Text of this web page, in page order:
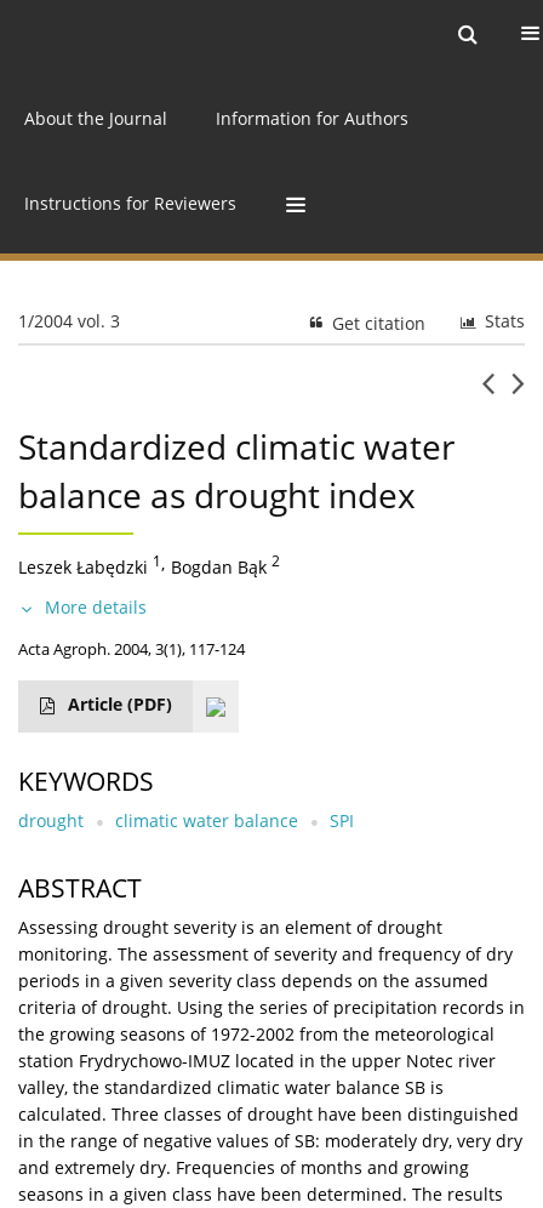
About the Journal Information for Authors
Instructions for Reviewers
1/2004 vol. 3 Stats
Get citation
Standardized climatic water
balance as drought index
Leszek Łabędzki 1, Bogdan Bąk 2
More details
Acta Agroph. 2004, 3(1), 117-124
Article (PDF)
KEYWORDS
drought climatic water balance SPI
ABSTRACT
Assessing drought severity is an element of drought
monitoring. The assessment of severity and frequency of dry
periods in a given severity class depends on the assumed
criteria of drought. Using the series of precipitation records in
the growing seasons of 1972-2002 from the meteorological
station Frydrychowo-IMUZ located in the upper Notec river
valley, the standardized climatic water balance SB is
calculated. Three classes of drought have been distinguished
in the range of negative values of SB: moderately dry, very dry
and extremely dry. Frequencies of months and growing
seasons in a given class have been determined. The results